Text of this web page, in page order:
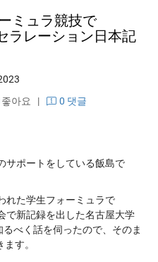
ミュラ競技で
ラレーション日本記
좋아요 | 0 댓글
サポートをしている飯島で
れた学生フォーミュラで
で新記録を出した名古屋大学
べく話を伺ったので、そのま
す。